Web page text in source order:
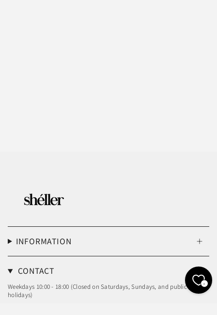
INFORMATION
CONTACT
Weekdays 10:00 - 18:00 (Closed on Saturdays, Sundays, and public
holidays)
0